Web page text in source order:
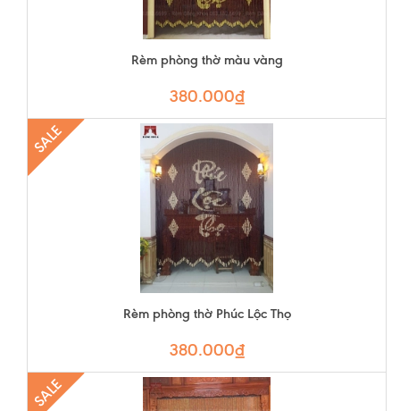
Rèm phòng thờ màu vàng
380.000₫
SALE
Rèm phòng thờ Phúc Lộc Thọ
380.000₫
SALE